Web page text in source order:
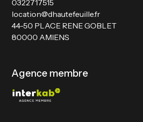
0322717515
location@dhautefeuille.fr
44-50 PLACE RENE GOBLET
80000 AMIENS
Agence membre